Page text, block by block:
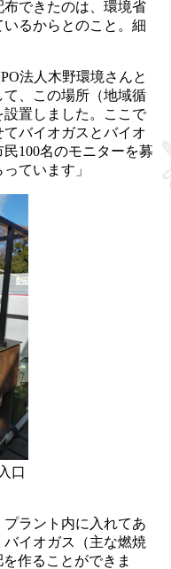
できたのは、環境省
るからとのこと。細
法人木野環境さんと
、この場所（地域循
置しました。ここで
バイオガスとバイオ
100名のモニターを募
ています」
口
ラント内に入れてあ
イオガス（主な燃焼
作ることができま